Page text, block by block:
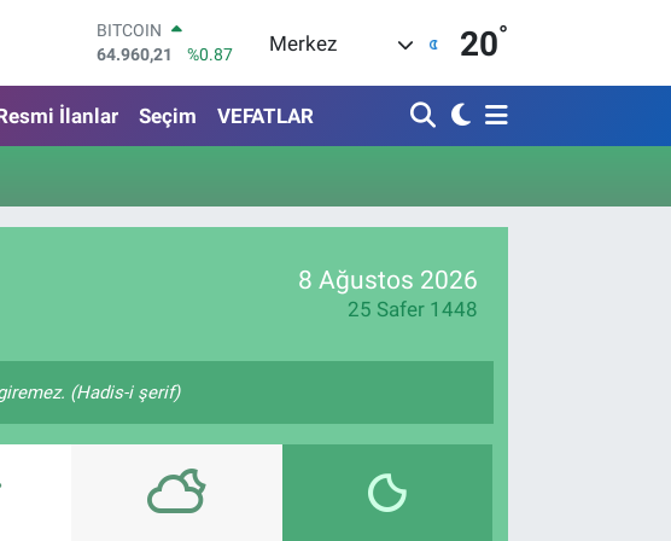
BITCOIN
64.960,21
%0.87
EURO
55,2510
%0.32
Merkez 20°
İlanlar Seçim VEFATLAR
8 Ağustos 2026
25 Safer 1448
(Hadis-i şerif)